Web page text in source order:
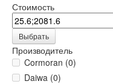
Стоимость
Выбрать
Производитель
Cormoran (0)
Daiwa (0)